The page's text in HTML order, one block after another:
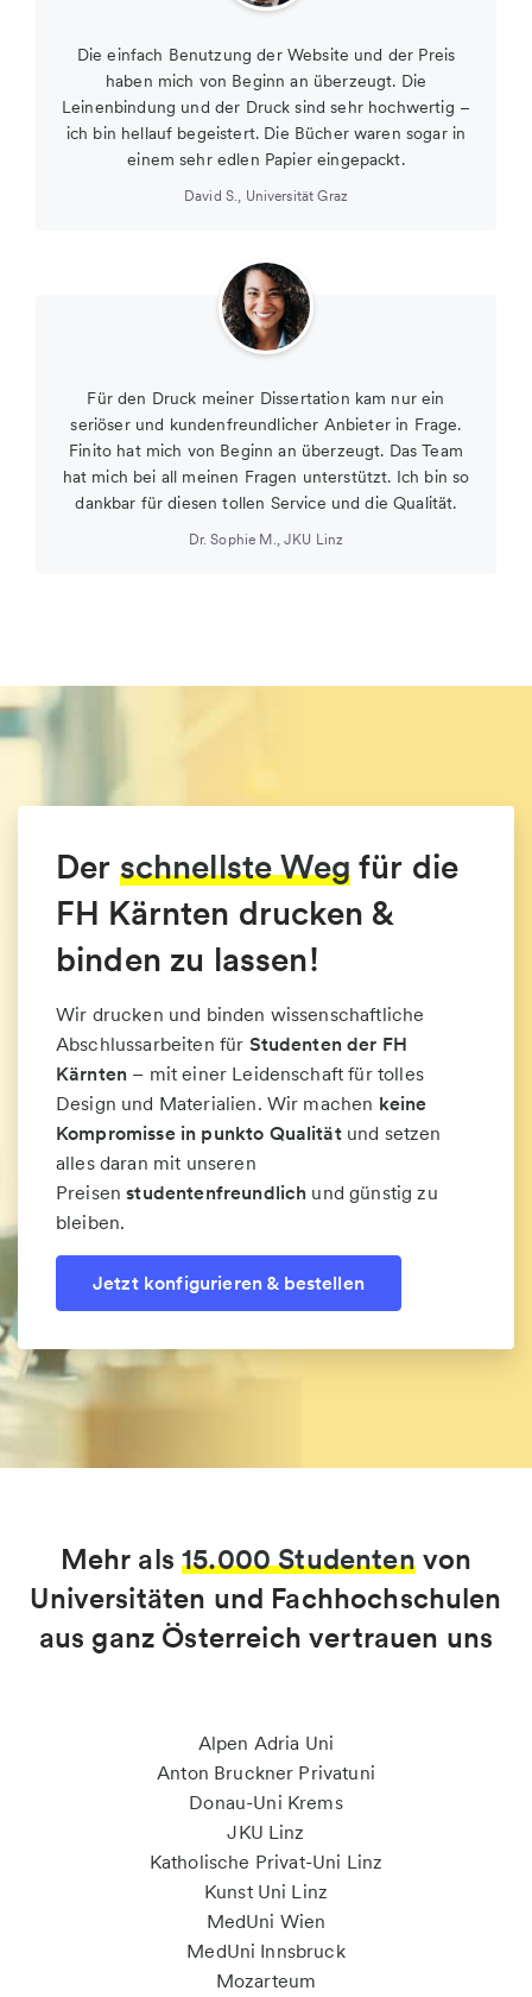
Die einfach Benutzung der Website und der Preis
haben mich von Beginn an überzeugt. Die
Leinenbindung und der Druck sind sehr hochwertig –
ich bin hellauf begeistert. Die Bücher waren sogar in
einem sehr edlen Papier eingepackt.
David S., Universität Graz
Für den Druck meiner Dissertation kam nur ein
seriöser und kundenfreundlicher Anbieter in Frage.
Finito hat mich von Beginn an überzeugt. Das Team
hat mich bei all meinen Fragen unterstützt. Ich bin so
dankbar für diesen tollen Service und die Qualität.
Dr. Sophie M.,JKU Linz
Der schnellste Wegfür die
FH Kärnten drucken &
binden zu lassen!
Wir drucken und binden wissenschaftliche
Abschlussarbeiten für Studenten der FH
Kärnten – mit einer Leidenschaft für tolles
Design und Materialien. Wir machen keine
Kompromisse in punkto Qualitätund setzen
alles daran mit unseren
Preisenstudentenfreundlich und günstig zu
bleiben.
Jetzt konfigurieren & bestellen
Mehr als15.000 Studentenvon
Universitäten und Fachhochschulen
aus ganz Österreich vertrauen uns
Alpen Adria Uni
Anton Bruckner Privatuni
Donau-Uni Krems
JKU Linz
Katholische Privat-Uni Linz
Kunst Uni Linz
MedUni Wien
MedUni Innsbruck
Mozarteum